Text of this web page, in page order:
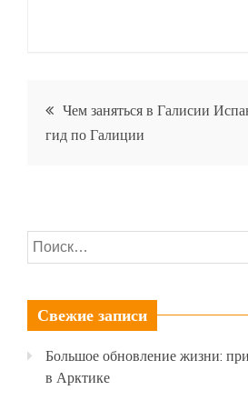
Навигация
Чем заняться в Галисии
гид по Галиции
Найти:
Свежие записи
Большое обновление жизни:
в Арктике